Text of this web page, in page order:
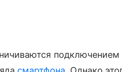
подключением